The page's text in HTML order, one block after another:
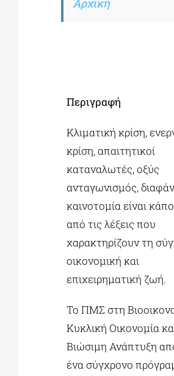
Αρχική
Περιγραφή
Κλιματική κρίση,
κρίση, απαιτητικοί
καταναλωτές, οξύς
ανταγωνισμός,
καινοτομία είναι
από τις λέξεις που
χαρακτηρίζουν τη
οικονομική και
επιχειρηματική ζωή.
Το ΠΜΣ στη
Κυκλική Οικονομία
Βιώσιμη Ανάπτυξη
ένα σύγχρονο